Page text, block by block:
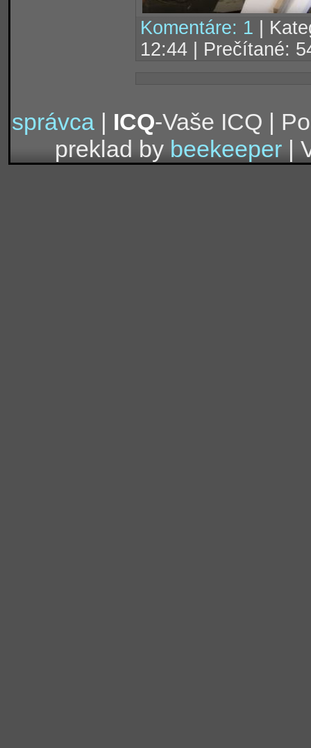
Komentáre: 1 |
12:44 | Prečítané:
správca| ICQ-Vaše ICQ |
preklad by beekeeper |